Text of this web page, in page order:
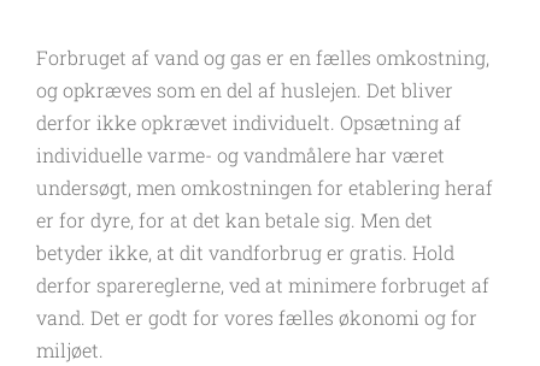
Forbruget af vand og gas er en fælles omkostning,
og opkræves som en del af huslejen. Det bliver
derfor ikke opkrævet individuelt. Opsætning af
individuelle varme- og vandmålere har været
undersøgt, men omkostningen for etablering heraf
er for dyre, for at det kan betale sig. Men det
betyder ikke, at dit vandforbrug er gratis. Hold
derfor sparereglerne, ved at minimere forbruget af
vand. Det er godt for vores fælles økonomi og for
miljøet.